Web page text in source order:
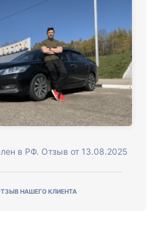
в РФ. Отзыв от 13.08.2025
НАШЕГО КЛИЕНТА